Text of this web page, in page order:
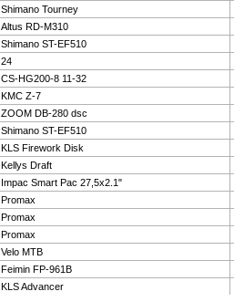
Shimano Tourney
Altus RD-M310
Shimano ST-EF510
24
CS-HG200-8 11-32
KMC Z-7
ZOOM DB-280 dsc
Shimano ST-EF510
KLS Firework Disk
Kellys Draft
Impac Smart Pac 27,5x2.1"
Promax
Promax
Promax
Velo MTB
Feimin FP-961B
KLS Advancer